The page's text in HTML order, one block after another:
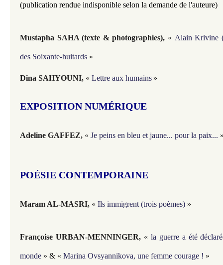
(publication rendue indisponible selon la demande de l'auteure)
Mustapha SAHA (texte & photographies), « Alain Krivine
des Soixante-huitards »
Dina SAHYOUNI, « Lettre aux humains »
EXPOSITION NUMÉRIQUE
Adeline GAFFEZ, « Je peins en bleu et jaune... pour la paix...
POÉSIE CONTEMPORAINE
Maram AL-MASRI, « Ils immigrent (trois poèmes) »
Françoise URBAN-MENNINGER,« la guerre a été
monde » & « Marina Ovsyannikova, une femme courage ! »